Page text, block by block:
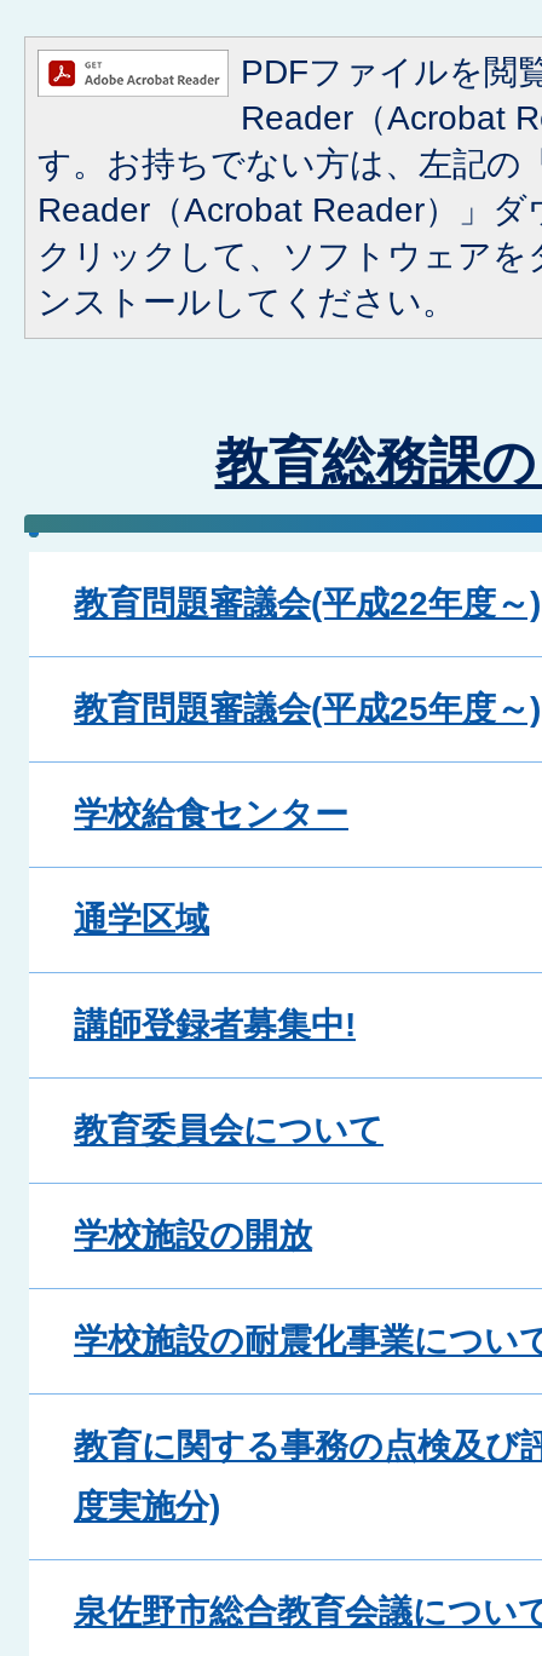
PDFファイルを閲
Reader（Acrobat
す。お持ちでない方は、左記の
Reader（Acrobat Reader）」
クリックして、ソフトウェア
ンストールしてください。
教育総務課
教育問題審議会(平成22年度～)
教育問題審議会(平成25年度～)
学校給食センター
通学区域
講師登録者募集中!
教育委員会について
学校施設の開放
学校施設の耐震化事業につい
教育に関する事務の点検及び
度実施分)
泉佐野市総合教育会議につい